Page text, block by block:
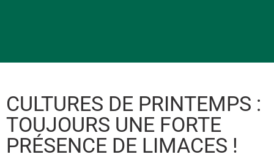
CULTURES DE PRINTEMPS :
TOUJOURS UNE FORTE
PRÉSENCE DE LIMACES !